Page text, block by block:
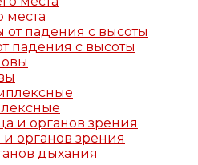
места
падения с высоты
органов зрения